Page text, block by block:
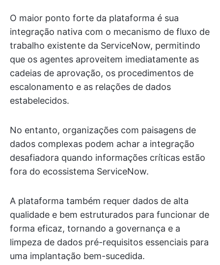
O maior ponto forte da plataforma é sua
integração nativa com o mecanismo de fluxo de
trabalho existente da ServiceNow, permitindo
que os agentes aproveitem imediatamente as
cadeias de aprovação, os procedimentos de
escalonamento e as relações de dados
estabelecidos.
No entanto, organizações com paisagens de
dados complexas podem achar a integração
desafiadora quando informações críticas estão
fora do ecossistema ServiceNow.
A plataforma também requer dados de alta
qualidade e bem estruturados para funcionar de
forma eficaz, tornando a governança e a
limpeza de dados pré-requisitos essenciais para
uma implantação bem-sucedida.